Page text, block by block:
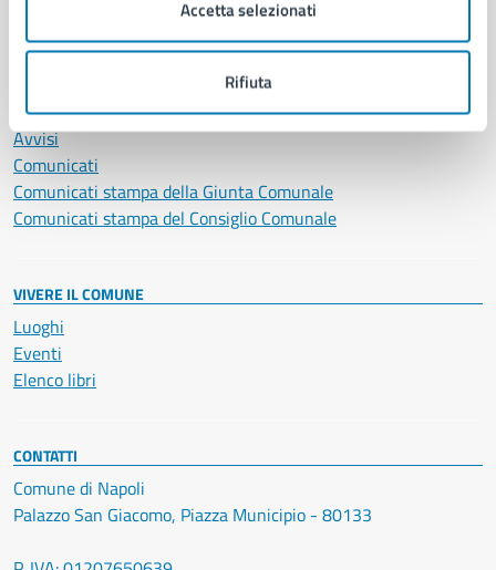
Accetta selezionati
Rifiuta
Notizie
Avvisi
Comunicati
Comunicati stampa della Giunta Comunale
Comunicati stampa del Consiglio Comunale
VIVERE IL COMUNE
Luoghi
Eventi
Elenco libri
CONTATTI
Comune di Napoli
Palazzo San Giacomo, Piazza Municipio - 80133